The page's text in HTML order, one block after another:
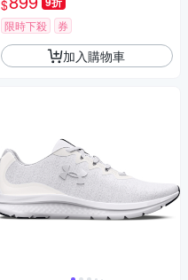
$
限時下殺 券
加入購物車